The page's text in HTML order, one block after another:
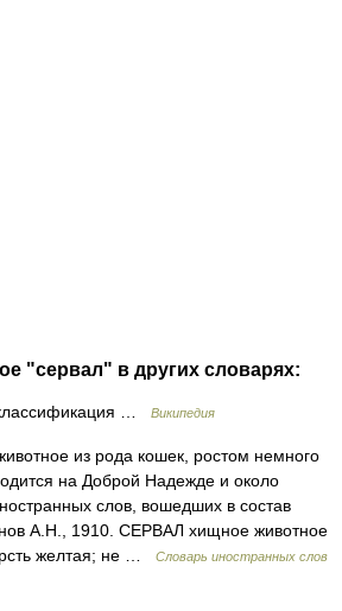
"сервал" в других словарях:
… Википедия
из рода кошек, ростом немного
на Доброй Надежде и около
слов, вошедших в состав
А.Н., 1910. СЕРВАЛ хищное животное
желтая; не …
Словарь иностранных слов